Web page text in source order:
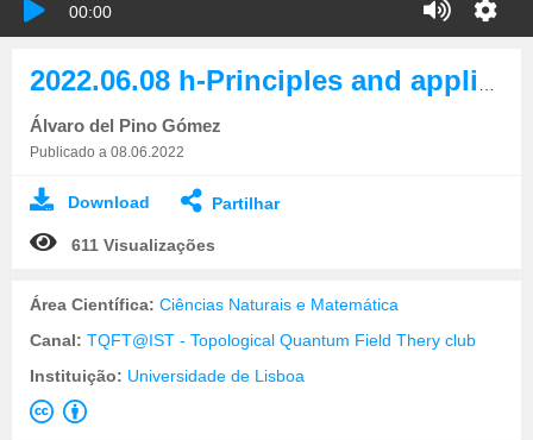
00:00
Álvaro del Pino Gómez
Publicado a 08.06.2022
Download Partilhar
611 Visualizações
Área Científica: Ciências Naturais e Matemática
Canal: TQFT@IST - Topological Quantum Field Thery club
Instituição: Universidade de Lisboa